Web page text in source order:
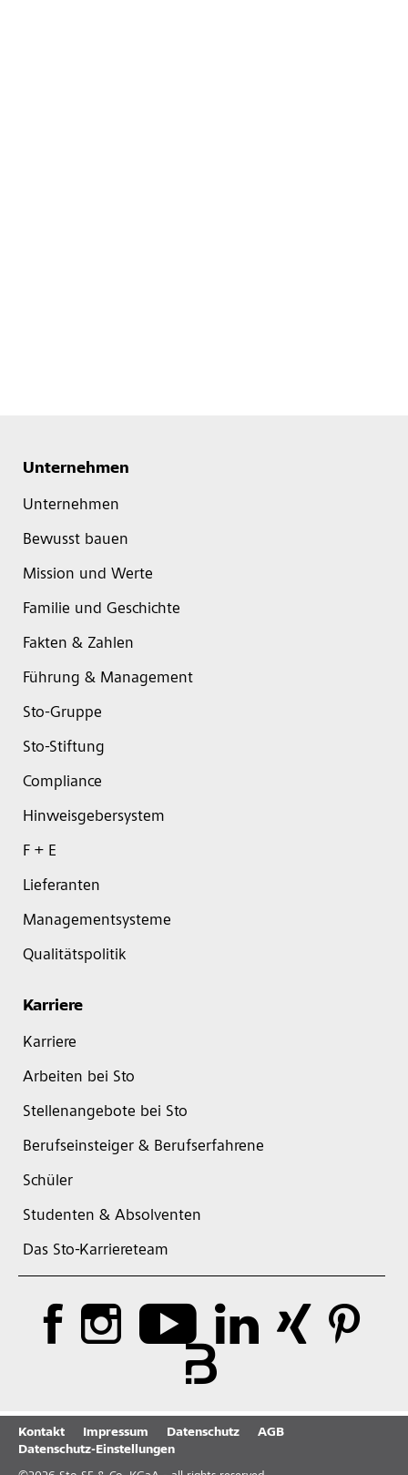
Unternehmen
Unternehmen
Bewusst bauen
Mission und Werte
Familie und Geschichte
Fakten & Zahlen
Führung & Management
Sto-Gruppe
Sto-Stiftung
Compliance
Hinweisgebersystem
F + E
Lieferanten
Managementsysteme
Qualitätspolitik
Karriere
Karriere
Arbeiten bei Sto
Stellenangebote bei Sto
Berufseinsteiger & Berufserfahrene
Schüler
Studenten & Absolventen
Das Sto-Karriereteam
Kontakt Impressum Datenschutz
AGB
Datenschutz-Einstellungen